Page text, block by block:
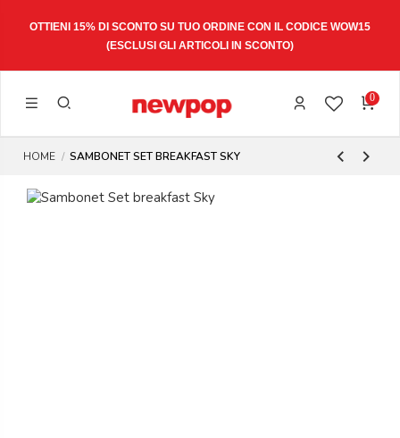
OTTIENI 15% DI SCONTO SU TUO ORDINE CON IL CODICE WOW15
(ESCLUSI GLI ARTICOLI IN SCONTO)
0
HOME SAMBONET SET BREAKFAST SKY